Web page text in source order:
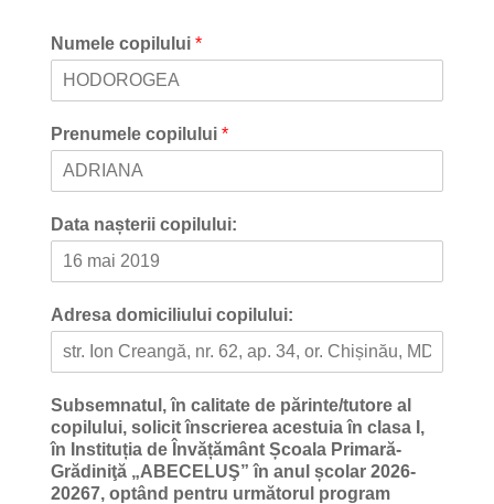
Numele copilului *
Prenumele copilului *
Data nașterii copilului:
Adresa domiciliului copilului:
Subsemnatul, în calitate de părinte/tutore al
copilului, solicit înscrierea acestuia în clasa I,
în Instituția de Învățământ Școala Primară-
Grădiniţă „ABECELUŞ” în anul școlar 2026-
20267, optând pentru următorul program